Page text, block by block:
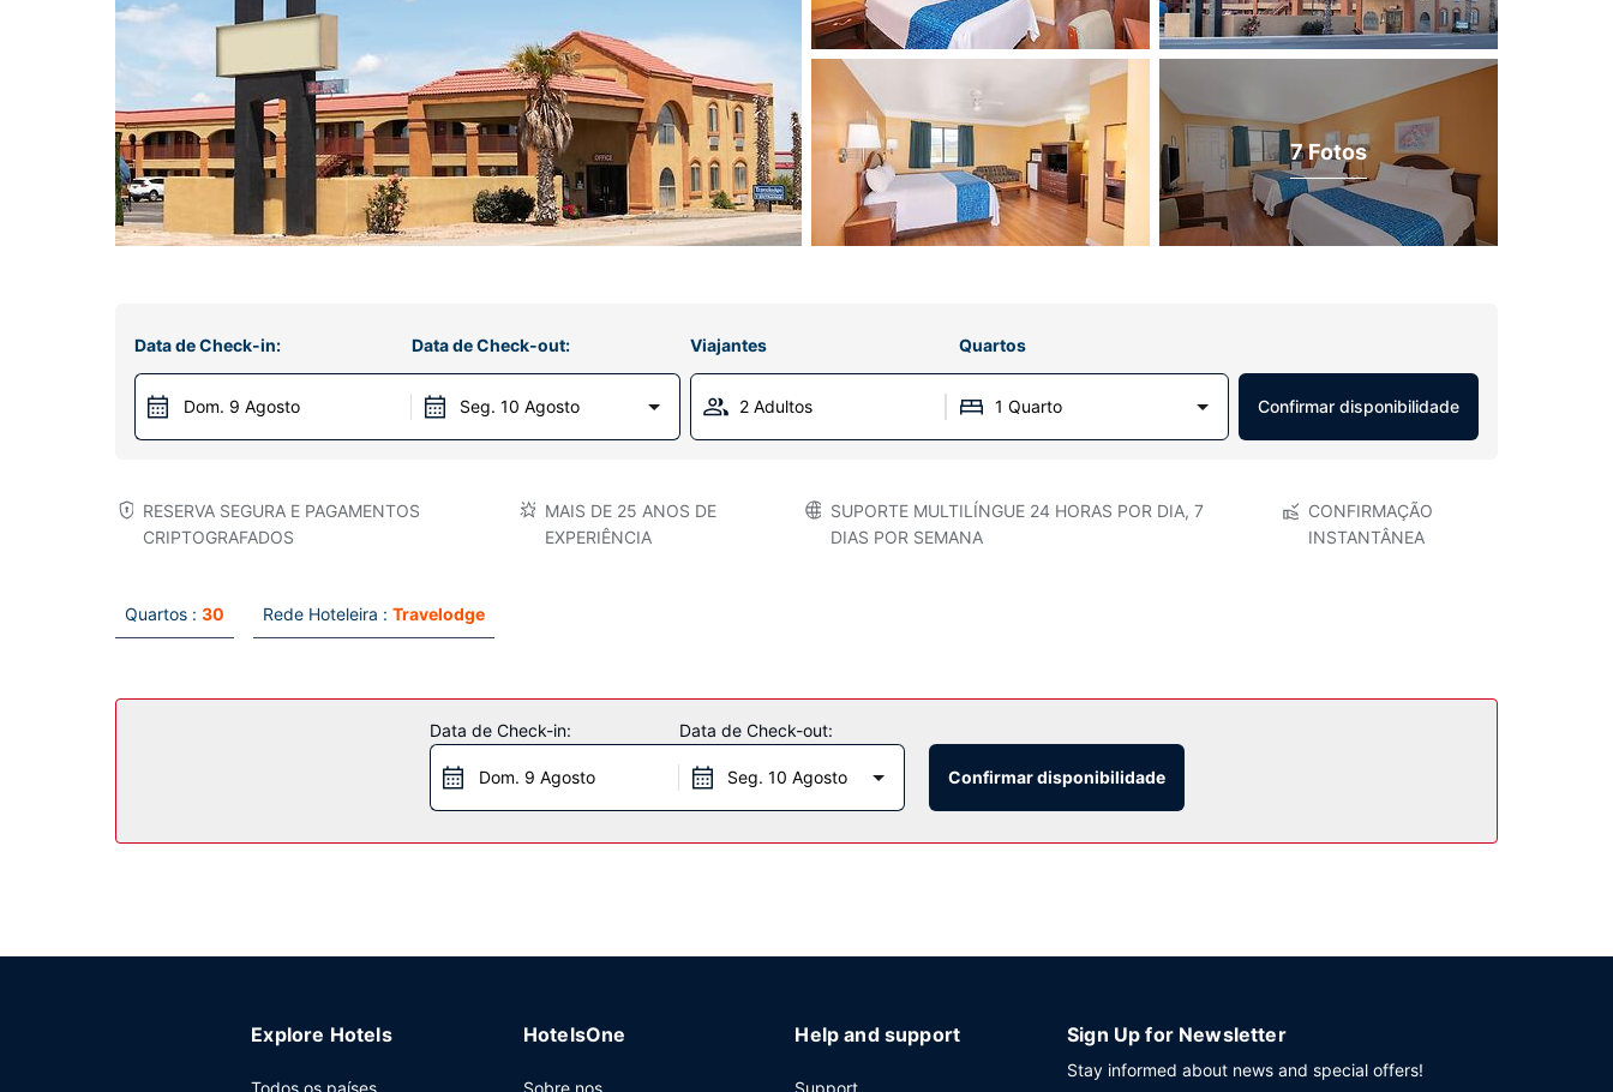
7 Fotos
Data de Check-in:
Dom. 9 Agosto
Data de Check-out:
Seg. 10 Agosto
Viajantes Quartos
2 Adultos 1 Quarto Confirmar disponibilidade
RESERVA SEGURA E PAGAMENTOS
CRIPTOGRAFADOS
MAIS DE 25 ANOS DE
EXPERIÊNCIA
SUPORTE MULTILÍNGUE 24 HORAS POR DIA, 7
DIAS POR SEMANA
CONFIRMAÇÃO
INSTANTÂNEA
Quartos : 30 Rede Hoteleira : Travelodge
Data de Check-in:
Dom. 9 Agosto
Data de Check-out:
Seg. 10 Agosto Confirmar disponibilidade
Explore Hotels
Todos os países
HotelsOne
Sobre nos
Help and support
Support
Sign Up for Newsletter
Stay informed about news and special offers!